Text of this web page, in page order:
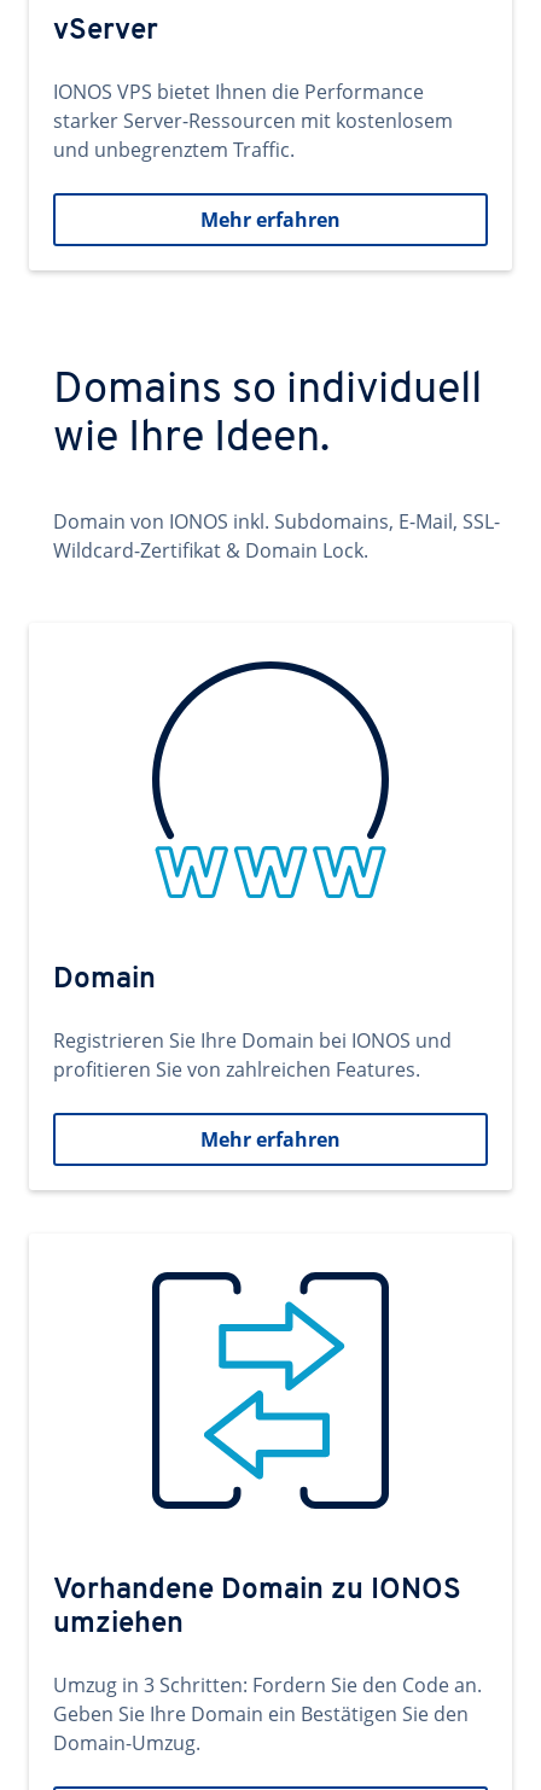
vServer
IONOS VPS bietet Ihnen die Performance
starker Server-Ressourcen mit kostenlosem
und unbegrenztem Traffic.
Mehr erfahren
Domains so individuell
wie Ihre Ideen.
Domain von IONOS inkl. Subdomains, E-Mail, SSL-
Wildcard-Zertifikat & Domain Lock.
Domain
Registrieren Sie Ihre Domain bei IONOS und
profitieren Sie von zahlreichen Features.
Mehr erfahren
Vorhandene Domain zu IONOS
umziehen
Umzug in 3 Schritten: Fordern Sie den Code an.
Geben Sie Ihre Domain ein Bestätigen Sie den
Domain-Umzug.